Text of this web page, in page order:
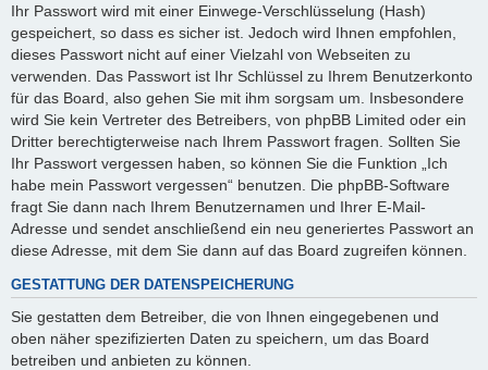
Ihr Passwort wird mit einer Einwege-Verschlüsselung (Hash)
gespeichert, so dass es sicher ist. Jedoch wird Ihnen empfohlen,
dieses Passwort nicht auf einer Vielzahl von Webseiten zu
verwenden. Das Passwort ist Ihr Schlüssel zu Ihrem Benutzerkonto
für das Board, also gehen Sie mit ihm sorgsam um. Insbesondere
wird Sie kein Vertreter des Betreibers, von phpBB Limited oder ein
Dritter berechtigterweise nach Ihrem Passwort fragen. Sollten Sie
Ihr Passwort vergessen haben, so können Sie die Funktion „Ich
habe mein Passwort vergessen“ benutzen. Die phpBB-Software
fragt Sie dann nach Ihrem Benutzernamen und Ihrer E-Mail-
Adresse und sendet anschließend ein neu generiertes Passwort an
diese Adresse, mit dem Sie dann auf das Board zugreifen können.
GESTATTUNG DER DATENSPEICHERUNG
Sie gestatten dem Betreiber, die von Ihnen eingegebenen und
oben näher spezifizierten Daten zu speichern, um das Board
betreiben und anbieten zu können.